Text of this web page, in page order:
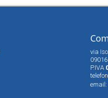
via
P.IVA
email: